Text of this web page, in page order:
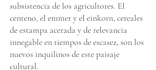
subsistencia de los agricultores. El
centeno, el emmer y el einkorn, cereales
de estampa acerada y de relevancia
innegable en tiempos de escasez, son los
nuevos inquilinos de este paisaje
cultural.